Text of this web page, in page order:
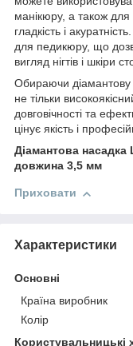
манікюру, а також
гладкість і
для педикюру, що
вигляд нігтів і шкіри
Обираючи
не тільки
довговічності та
цінує якість і
Діамантова
довжина 3,5 мм
Приховати
Характеристики
Основні
Країна виробник
Колір
Користувальницькі